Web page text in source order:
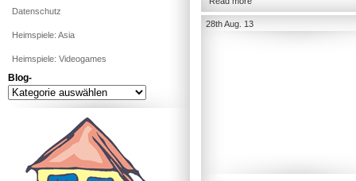
28th Aug. 13
Datenschutz
Heimspiele: Asia
Heimspiele: Videogames
Blog-
Blog-